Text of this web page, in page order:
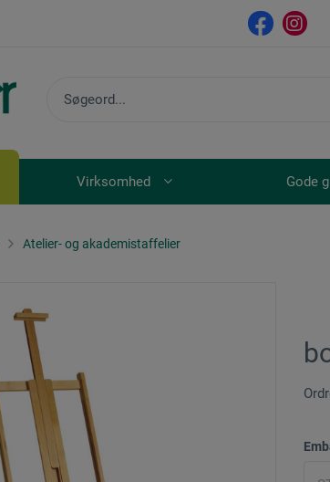
Virksomhed Gode
Atelier- og akademistaffelier